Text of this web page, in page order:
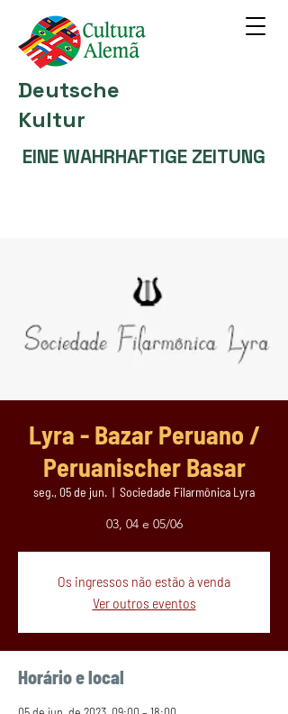
Deutsche
Kultur
EINE WAHRHAFTIGE ZEITUNG
Lyra - Bazar Peruano /
Peruanischer Basar
seg., 05 de jun.
  |
Sociedade Filarmônica Lyra
03, 04 e 05/06
Os ingressos não estão à venda
Ver outros eventos
Horário e local